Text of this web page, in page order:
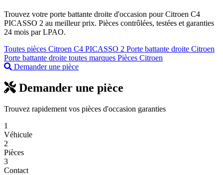
Trouvez votre porte battante droite d'occasion pour Citroen C4
PICASSO 2 au meilleur prix. Pièces contrôlées, testées et garanties
24 mois par LPAO.
Toutes pièces Citroen C4 PICASSO 2 Porte battante droite Citroen
Porte battante droite toutes marques Pièces Citroen
Demander une pièce
Demander une pièce
Trouvez rapidement vos pièces d'occasion garanties
1
Véhicule
2
Pièces
3
Contact